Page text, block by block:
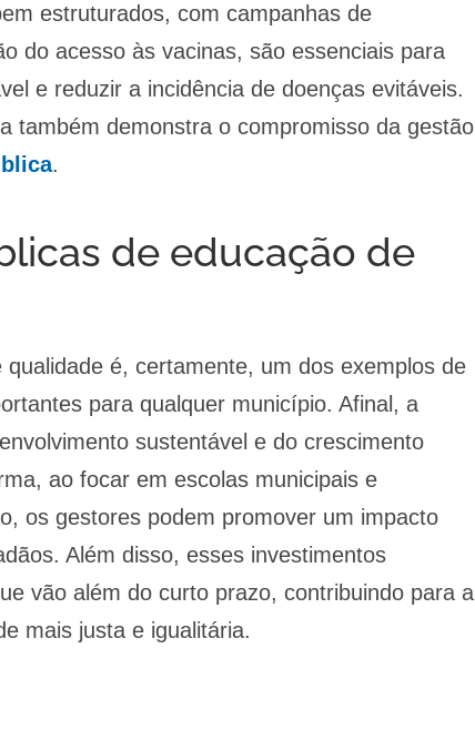
estruturados, com campanhas de
do acesso às vacinas, são essenciais para
e reduzir a incidência de doenças evitáveis.
também demonstra o compromisso da gestão
.
de educação de
é, certamente, um dos exemplos de
para qualquer município. Afinal, a
sustentável e do crescimento
ao focar em escolas municipais e
os gestores podem promover um impacto
Além disso, esses investimentos
vão além do curto prazo, contribuindo para a
mais justa e igualitária.